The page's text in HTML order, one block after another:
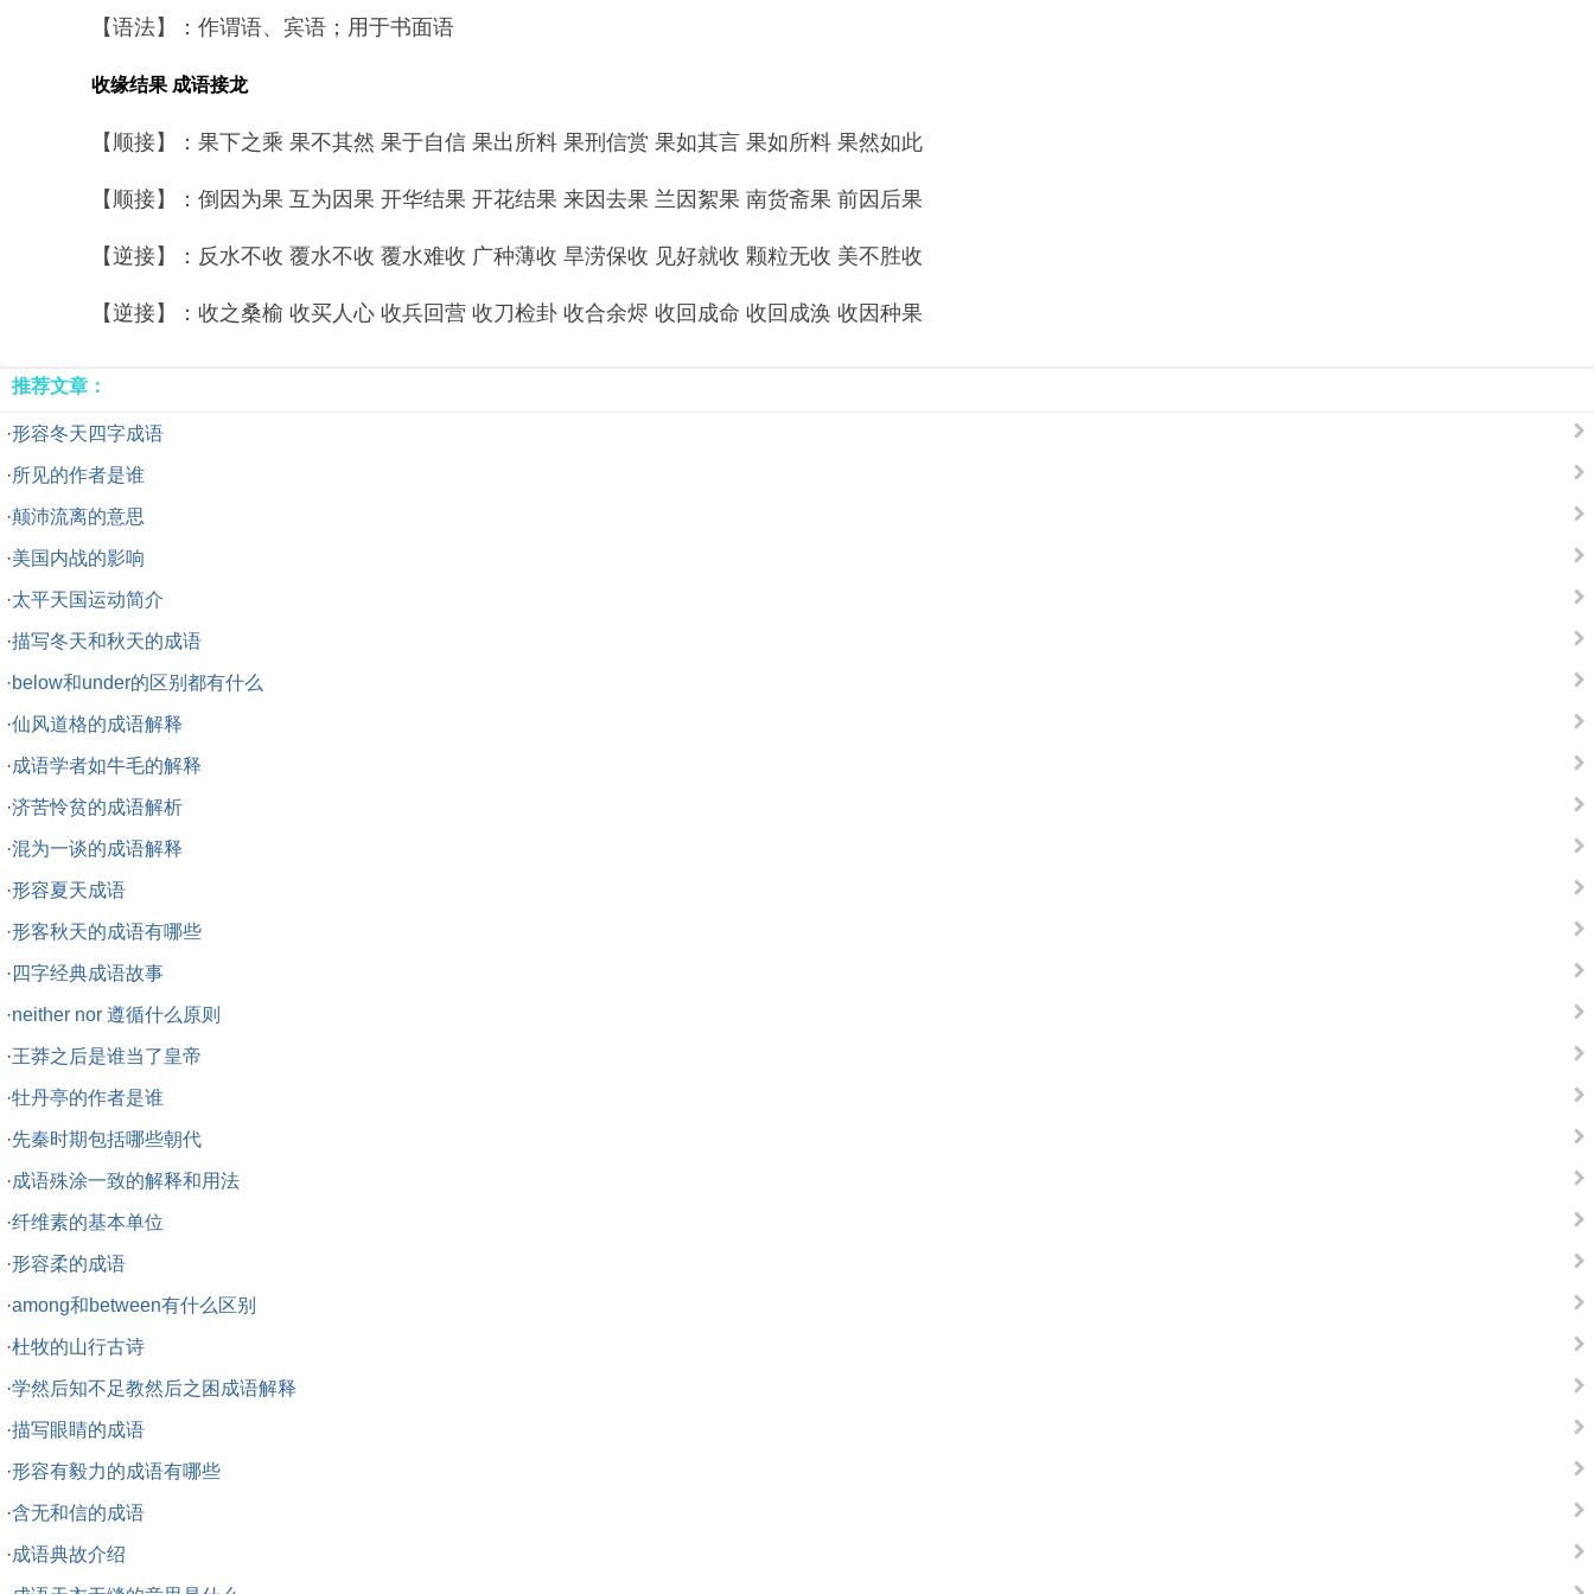
【语法】：作谓语、宾语；用于书面语
收缘结果 成语接龙
【顺接】：果下之乘 果不其然 果于自信 果出所料 果刑信赏 果如其言 果如所料 果然如此
【顺接】：倒因为果 互为因果 开华结果 开花结果 来因去果 兰因絮果 南货斋果 前因后果
【逆接】：反水不收 覆水不收 覆水难收 广种薄收 旱涝保收 见好就收 颗粒无收 美不胜收
【逆接】：收之桑榆 收买人心 收兵回营 收刀检卦 收合余烬 收回成命 收回成涣 收因种果
推荐文章：
·形容冬天四字成语
·所见的作者是谁
·颠沛流离的意思
·美国内战的影响
·太平天国运动简介
·描写冬天和秋天的成语
·below和under的区别都有什么
·仙风道格的成语解释
·成语学者如牛毛的解释
·济苦怜贫的成语解析
·混为一谈的成语解释
·形容夏天成语
·形客秋天的成语有哪些
· 四字经典成语故事
·neither nor 遵循什么原则
·王莽之后是谁当了皇帝
·牡丹亭的作者是谁
·先秦时期包括哪些朝代
·成语殊涂一致的解释和用法
·纤维素的基本单位
·形容柔的成语
·among和between有什么区别
·杜牧的山行古诗
·学然后知不足教然后之困成语解释
·描写眼睛的成语
·形容有毅力的成语有哪些
·含无和信的成语
·成语典故介绍